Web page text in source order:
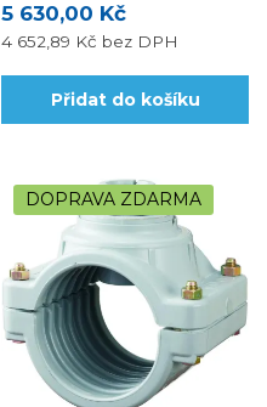
5 630,00 Kč
4 652,89 Kč bez DPH
Přidat do košíku
DOPRAVA ZDARMA